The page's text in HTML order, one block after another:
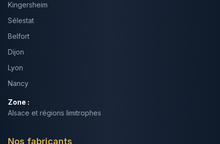
Kingersheim
Sélestat
Belfort
Dijon
Lyon
Nancy
Zone :
Alsace et régions limitrophes
Nos fabricants